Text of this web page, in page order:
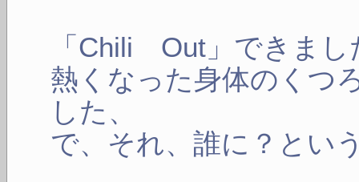
「Chili Out」できまし
熱くなった身体のくつ
した、
で、それ、誰に？とい